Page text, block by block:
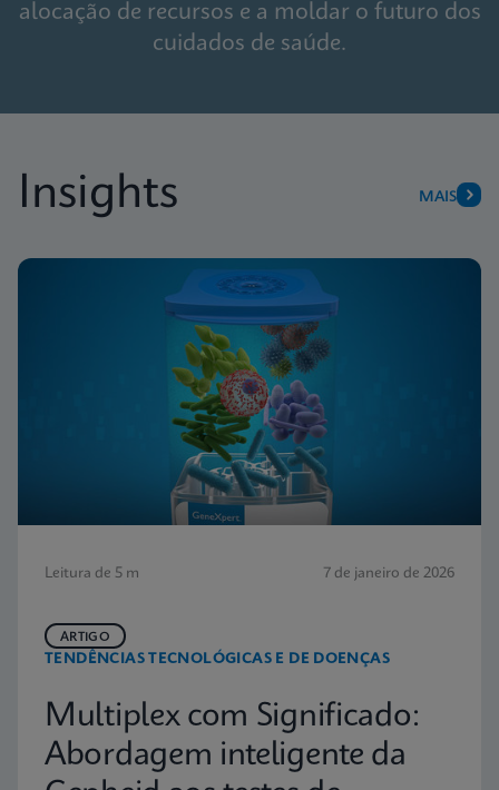
alocação de recursos e a moldar o futuro dos
cuidados de saúde.
Insights MAIS
Leitura de 5 m 7 de janeiro de 2026
TENDÊNCIAS TECNOLÓGICAS E DE DOENÇAS
ARTIGO
Multiplex com Significado:
Abordagem inteligente da